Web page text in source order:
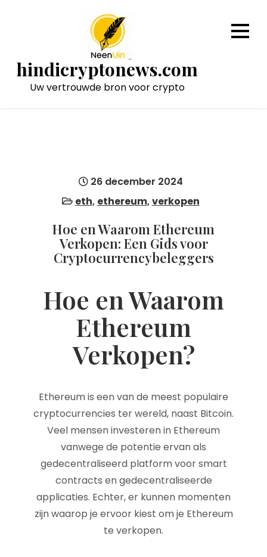
hindicryptonews.com
Uw vertrouwde bron voor crypto
26 december 2024
eth, ethereum,verkopen
Hoe en Waarom Ethereum
Verkopen: Een Gids voor
Cryptocurrencybeleggers
Hoe en Waarom
Ethereum
Verkopen?
Ethereum is een van de meest populaire
cryptocurrencies ter wereld, naast Bitcoin.
Veel mensen investeren in Ethereum
vanwege de potentie ervan als
gedecentraliseerd platform voor smart
contracts en gedecentraliseerde
applicaties. Echter, er kunnen momenten
zijn waarop je ervoor kiest om je Ethereum
te verkopen.